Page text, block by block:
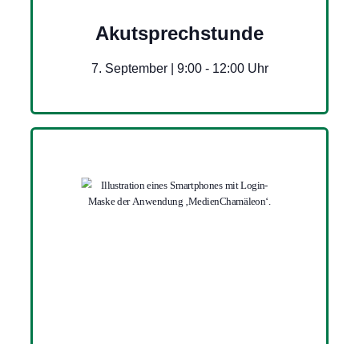
Akutsprechstunde
7. September | 9:00- 12:00